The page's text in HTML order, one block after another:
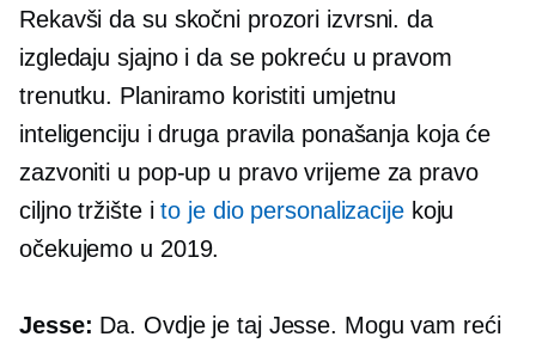
Rekavši da su skočni prozori izvrsni. da
izgledaju sjajno i da se pokreću u pravom
trenutku. Planiramo koristiti umjetnu
inteligenciju i druga pravila ponašanja koja će
zazvoniti u pop-up u pravo vrijeme za pravo
ciljno tržište ito je dio personalizacijekoju
očekujemo u 2019.
Jesse: Da. Ovdje je taj Jesse. Mogu vam reći